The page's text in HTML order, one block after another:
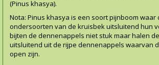
(Pinus khasya).
Nota: Pinus khasya is een soort pijnboom waar
ondersoorten van de kruisbek uitsluitend hun
bijten de dennenappels niet stuk maar halen
uitsluitend uit de rijpe dennenappels waarvan
open zijn.